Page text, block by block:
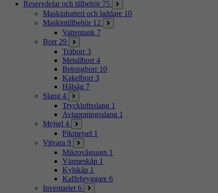
Reservdelar och tillbehör 75
Maskinbatteri och laddare 10
Maskintillbehör 12
Vattentank 7
Borr 29
Träborr 3
Metallborr 4
Betongborr 10
Kakelborr 3
Hålsåg 7
Slang 4
Tryckluftsslang 1
Avtappningsslang 1
Mejsel 4
Pikmejsel 1
Vitvara 9
Mikrovågsugn 1
Värmeskåp 1
Kylskåp 1
Kaffebryggare 6
Inventarier 6